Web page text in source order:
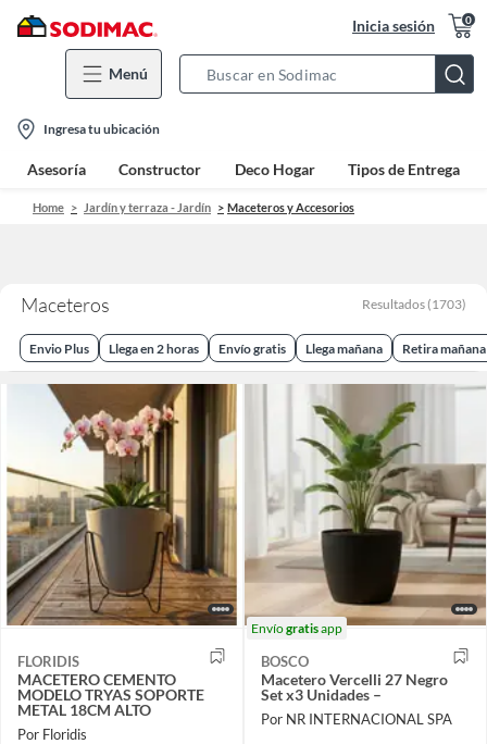
Inicia sesión 0
Menú
Bar
location-
icon
Ingresa tu ubicación
Asesoría Constructor Deco Hogar Tipos de Entrega
Home Jardín y terraza - Jardín Maceteros y Accesorios
Maceteros Resultados (1703)
Envio Plus Llega en 2 horas Envío gratis Llega mañana Retira mañana
FLORIDIS
MACETERO CEMENTO
MODELO TRYAS SOPORTE
METAL 18CM ALTO
Por Floridis
Envíogratisapp
BOSCO
Macetero Vercelli 27 Negro
Set x3 Unidades –
Por NR INTERNACIONAL SPA